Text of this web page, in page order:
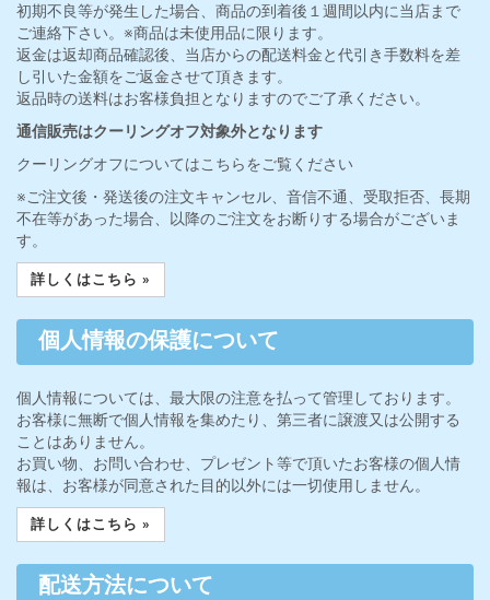
初期不良等が発生した場合、商品の到着後１週間以内に当店まで
ご連絡下さい。※商品は未使用品に限ります。
返金は返却商品確認後、当店からの配送料金と代引き手数料を差
し引いた金額をご返金させて頂きます。
返品時の送料はお客様負担となりますのでご了承ください。
通信販売はクーリングオフ対象外となります
クーリングオフについてはこちらをご覧ください
※ご注文後・発送後の注文キャンセル、音信不通、受取拒否、長期
不在等があった場合、以降のご注文をお断りする場合がございま
す。
詳しくはこちら »
個人情報の保護について
個人情報については、最大限の注意を払って管理しております。
お客様に無断で個人情報を集めたり、第三者に譲渡又は公開する
ことはありません。
お買い物、お問い合わせ、プレゼント等で頂いたお客様の個人情
報は、お客様が同意された目的以外には一切使用しません。
詳しくはこちら »
配送方法について